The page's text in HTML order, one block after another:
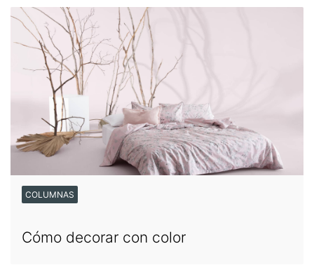
COLUMNAS
Cómo decorar con color